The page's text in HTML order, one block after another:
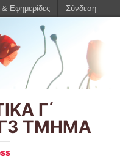
Γ΄
ΤΜΗΜΑ
& Εφημερίδες Σύνδεση